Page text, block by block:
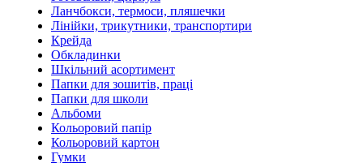
Ланчбокси, термоси, пляшечки
Лінійки, трикутники, транспортири
Крейда
Обкладинки
Шкільний асортимент
Папки для зошитів, праці
Папки для школи
Альбоми
Кольоровий папір
Кольоровий картон
Гумки